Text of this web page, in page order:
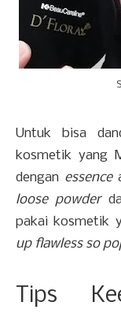
Untuk bisa
kosmetik yang
dengan essence
loose powder
pakai kosmetik
up flawless so
Tips